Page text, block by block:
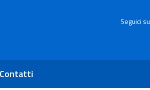
Seguici su
Contatti